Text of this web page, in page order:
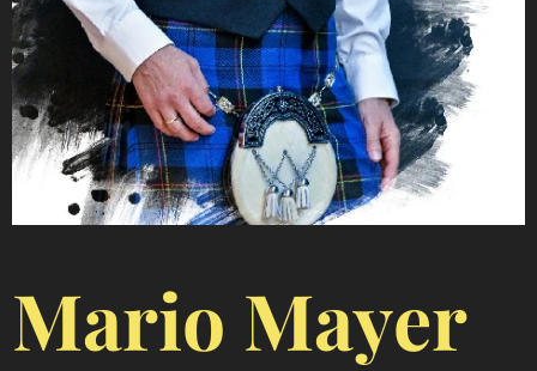
Mario Mayer